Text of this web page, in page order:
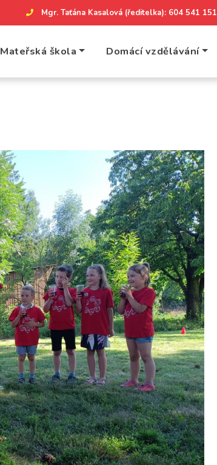
Mgr. Taťána Kasalová (ředitelka): 604 541 151
Mateřská škola Domácí vzdělávání